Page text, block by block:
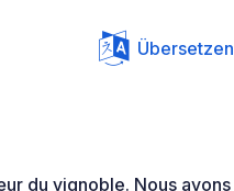
Übersetzen
du vignoble. Nous avons